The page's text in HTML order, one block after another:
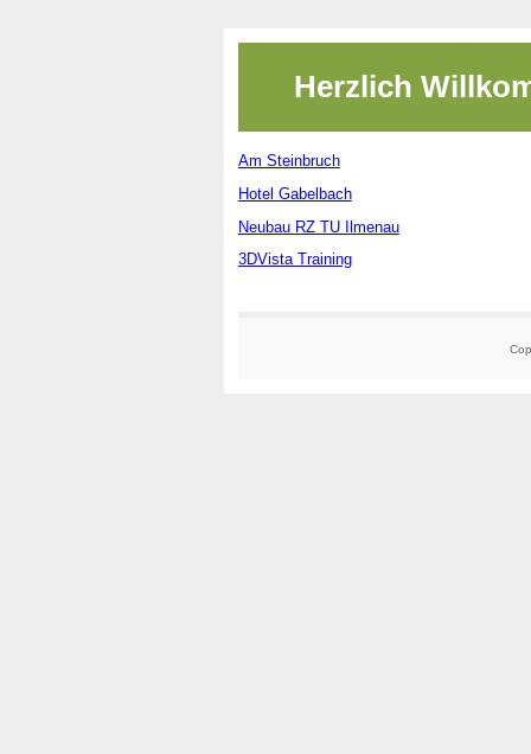
Herzlich
Am Steinbruch
Hotel Gabelbach
Neubau RZ TU Ilmenau
3DVista Training